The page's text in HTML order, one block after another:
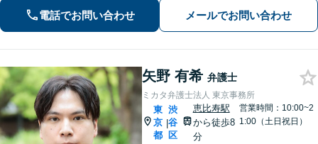
とは一切言いません。安心しておまか
せください。
電話でお問い合わせ メールでお問い合わせ
矢野 有希 弁護士
ミカタ弁護士法人 東京事務所
東
京
都
|
渋
谷
区
恵比寿駅
から徒歩8
分
営業時間：10:00~2
1:00（土日祝日）